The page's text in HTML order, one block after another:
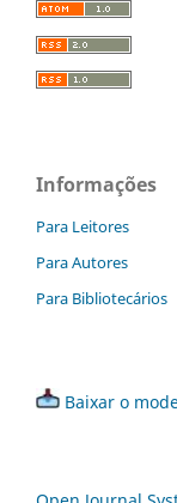
Informações
Para Leitores
Para Autores
Para Bibliotecários
Baixar o